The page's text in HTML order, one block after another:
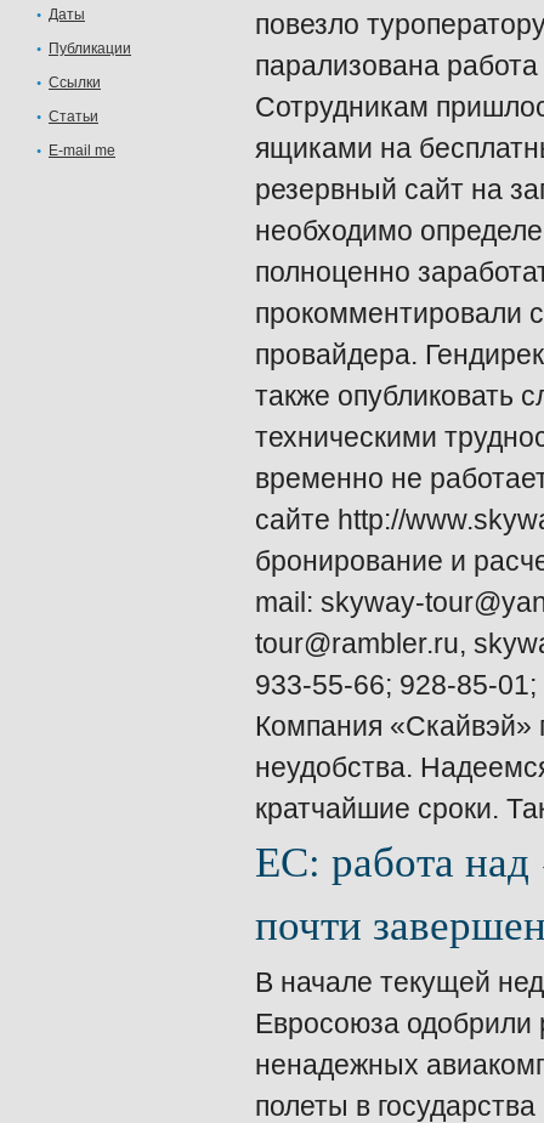
Даты
Публикации
Ссылки
Статьи
E-mail me
повезло
парализована
Сотрудникам
ящиками на
резервный сайт на
необходимо
полноценно
прокомментировали
провайдера.
также опубликовать
техническими
временно не
сайте http://
бронирование и
mail: skyway-
tour@rambler.ru,
933-55-66; 928-85-
Компания «Скайвэй»
неудобства.
кратчайшие сроки.
ЕС: работа
почти
В начале текущей
Евросоюза одобрили
ненадежных
полеты в